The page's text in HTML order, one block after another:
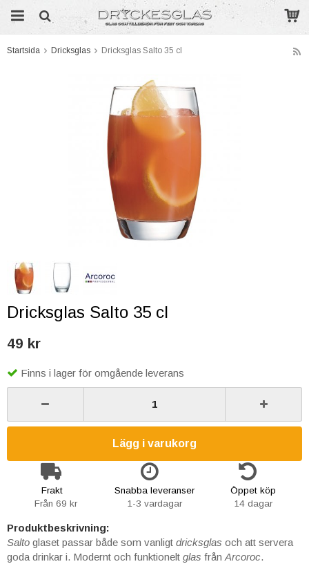
Startsida Dricksglas Dricksglas Salto 35 cl
Dricksglas Salto 35 cl
49 kr
Finns i lager för omgående leverans
Lägg i varukorg
Frakt
Från 69 kr
Snabba leveranser
1-3 vardagar
Öppet köp
14 dagar
Produktbeskrivning:
Salto glaset passar både som vanligt dricksglas och att servera
goda drinkar i. Modernt och funktionelt glas från Arcoroc.